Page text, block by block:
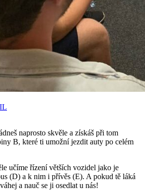
naprosto skvěle a získáš při tom
B, které ti umožní jezdit auty po celém
učíme řízení větších vozidel jako je
(D) a k nim i přívěs (E). A pokud tě láká
a nauč se ji osedlat u nás!